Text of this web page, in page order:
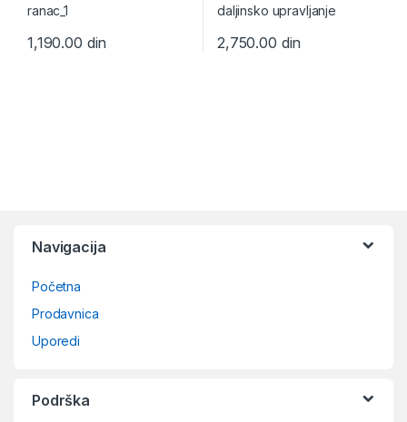
1,190.00 din 2,750.00 din
Navigacija
Početna
Prodavnica
Uporedi
Podrška